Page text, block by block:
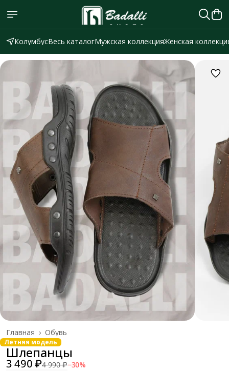
КолумбусВесь каталогМужская коллекцияЖенская
Обувь
Главная ›
Летняя модель
Шлепанцы
3 490 ₽4 990 ₽−30%